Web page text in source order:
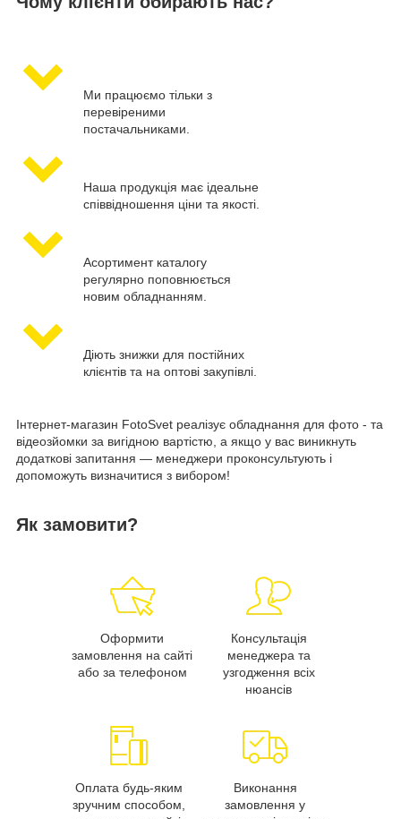
Ми працюємо тільки з
перевіреними
постачальниками.
Наша продукція має ідеальне
співвідношення ціни та якості.
Асортимент каталогу
регулярно поповнюється
новим обладнанням.
Діють знижки для постійних
клієнтів та на оптові закупівлі.
Інтернет-магазин FotoSvet реалізує обладнання для фото - та
відеозйомки за вигідною вартістю, а якщо у вас виникнуть
додаткові запитання — менеджери проконсультують і
допоможуть визначитися з вибором!
Як замовити?
Оформити
замовлення на сайті
або за телефоном
Консультація
менеджера та
узгодження всіх
нюансів
Оплата будь-яким
зручним способом,
Виконання
замовлення у